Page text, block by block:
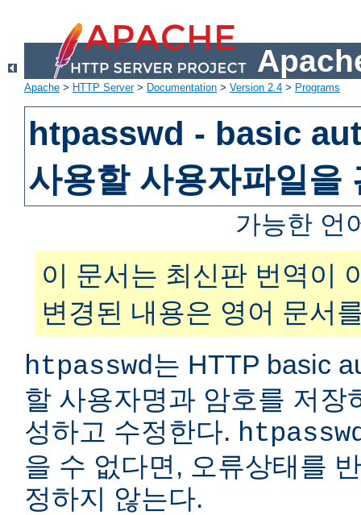
Apache > HTTP Server> Documentation > Version 2.4 > Programs
htpasswd - basic
사용할 사용자파일을
가능한 언
이 문서는 최신판 번역이
변경된 내용은 영어 문서
htpasswd는 HTTP basic
할 사용자명과 암호를 저장
성하고 수정한다.
을 수 없다면, 오류상태를
정하지 않는다.